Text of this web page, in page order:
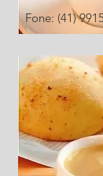
Fone: (41)